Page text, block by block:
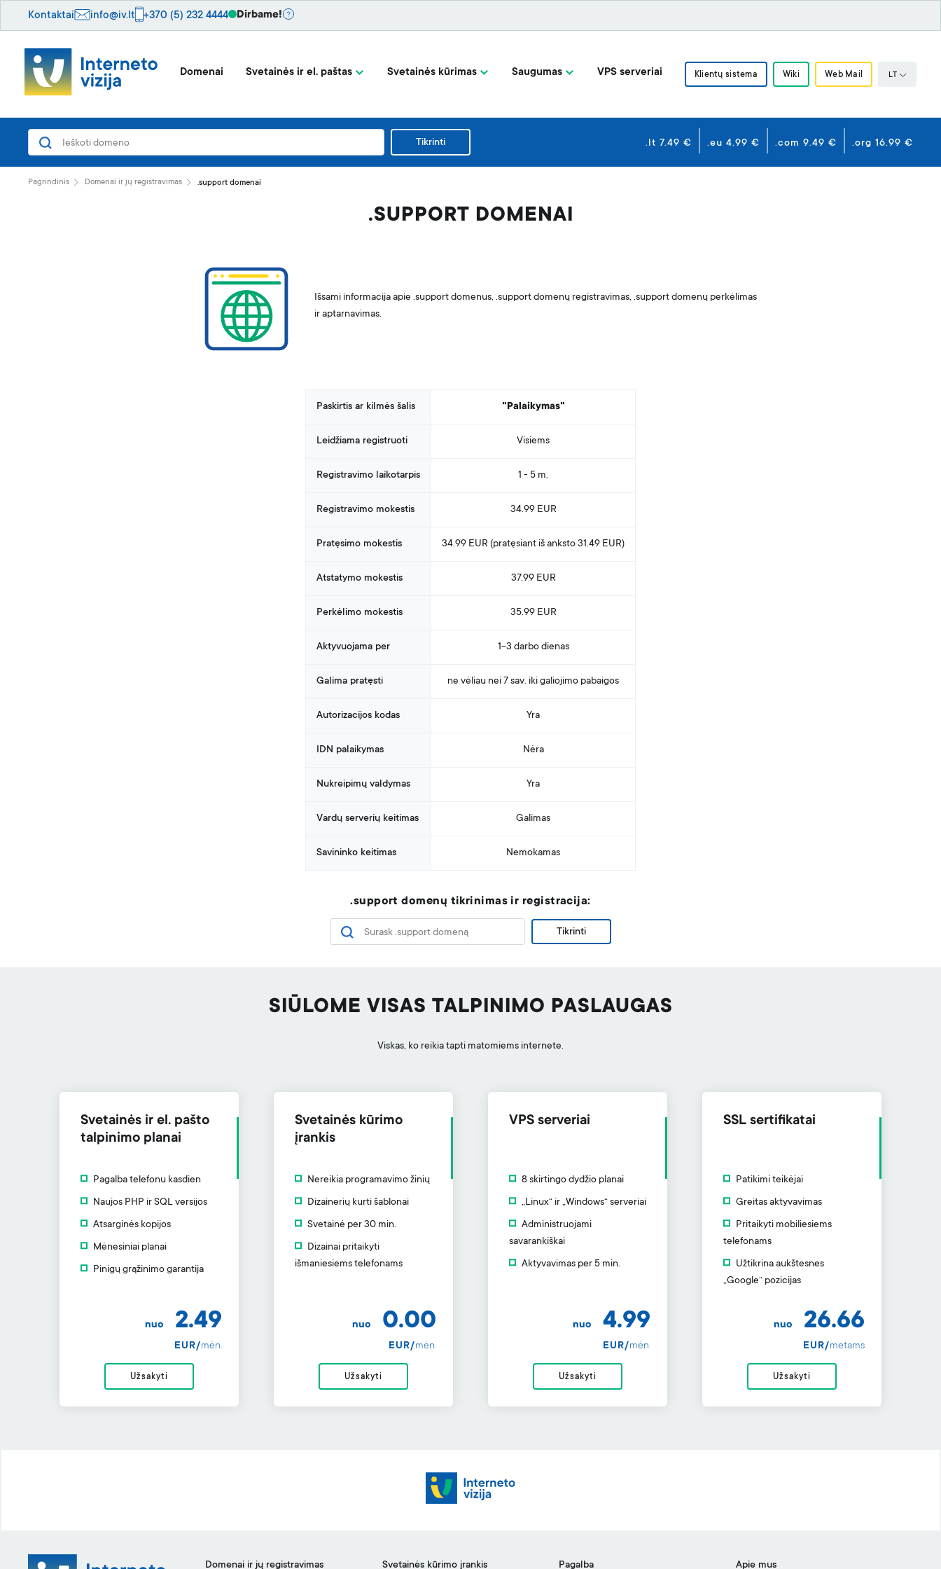
Kontaktai info@iv.lt +370 (5) 232 4444 Dirbame!
Domenai Svetainės ir el. paštas Svetainės kūrimas Saugumas VPS serveriai Klientų sistema Wiki Web Mail LT
Tikrinti .lt 7.49 € .eu 4.99 € .com 9.49 € .org 16.99 €
Pagrindinis Domenai ir jų registravimas .support domenai
.SUPPORT DOMENAI
Išsami informacija apie .support domenus, .support domenų registravimas, .support domenų perkėlimas
ir aptarnavimas.
Paskirtis ar kilmės šalis "Palaikymas"
Leidžiama registruoti Visiems
Registravimo laikotarpis 1 - 5 m.
Registravimo mokestis 34.99 EUR
Pratęsimo mokestis 34.99 EUR (pratęsiant iš anksto31.49 EUR)
Atstatymo mokestis 37.99 EUR
Perkėlimo mokestis 35.99 EUR
Aktyvuojama per 1-3 darbo dienas
Galima pratęsti ne vėliau nei 7 sav. iki galiojimo pabaigos
Autorizacijos kodas Yra
IDN palaikymas Nėra
Nukreipimų valdymas Yra
Vardų serverių keitimas Galimas
Savininko keitimas Nemokamas
.support domenų tikrinimas ir registracija:
Tikrinti
SIŪLOME VISAS TALPINIMO PASLAUGAS
Viskas, ko reikia tapti matomiems internete.
Svetainės ir el. pašto
talpinimo planai
Pagalba telefonu kasdien
Naujos PHP ir SQL versijos
Atsarginės kopijos
Mėnesiniai planai
Pinigų grąžinimo garantija
nuo 2.49
EUR/mėn.
Užsakyti
Svetainės kūrimo
įrankis
Nereikia programavimo žinių
Dizainerių kurti šablonai
Svetainė per 30 min.
Dizainai pritaikyti
išmaniesiems telefonams
nuo 0.00
EUR/mėn.
Užsakyti
VPS serveriai
8 skirtingo dydžio planai
„Linux“ ir „Windows“ serveriai
Administruojami
savarankiškai
Aktyvavimas per 5 min.
nuo 4.99
EUR/mėn.
Užsakyti
SSL sertifikatai
Patikimi teikėjai
Greitas aktyvavimas
Pritaikyti mobiliesiems
telefonams
Užtikrina aukštesnes
„Google“ pozicijas
nuo 26.66
EUR/metams
Užsakyti
Domenai ir jų registravimas Svetainės kūrimo įrankis Pagalba Apie mus